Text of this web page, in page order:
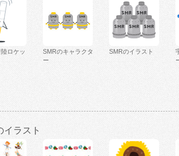
ロケッ
SMRのキャラクタ
ー
SMRのイラスト
イラスト